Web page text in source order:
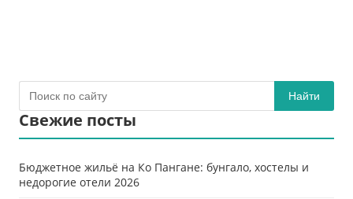
Найти
Свежие посты
Бюджетное жильё на Ко Пангане: бунгало, хостелы и
недорогие отели 2026